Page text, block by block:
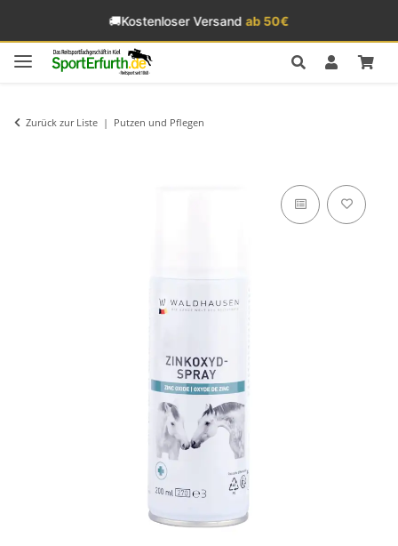
🚚Kostenloser Versandab 50€
Zurück zur Liste Putzen und Pflegen